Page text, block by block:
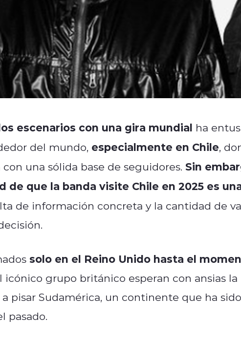
escenarios con una gira mundial ha
del mundo, especialmente en Chile,
una sólida base de seguidores. Sin
de que la banda visite Chile en 2025 es
de información concreta y la cantidad de
solo en el Reino Unido hasta el
grupo británico esperan con ansias
pisar Sudamérica, un continente que ha
pasado.